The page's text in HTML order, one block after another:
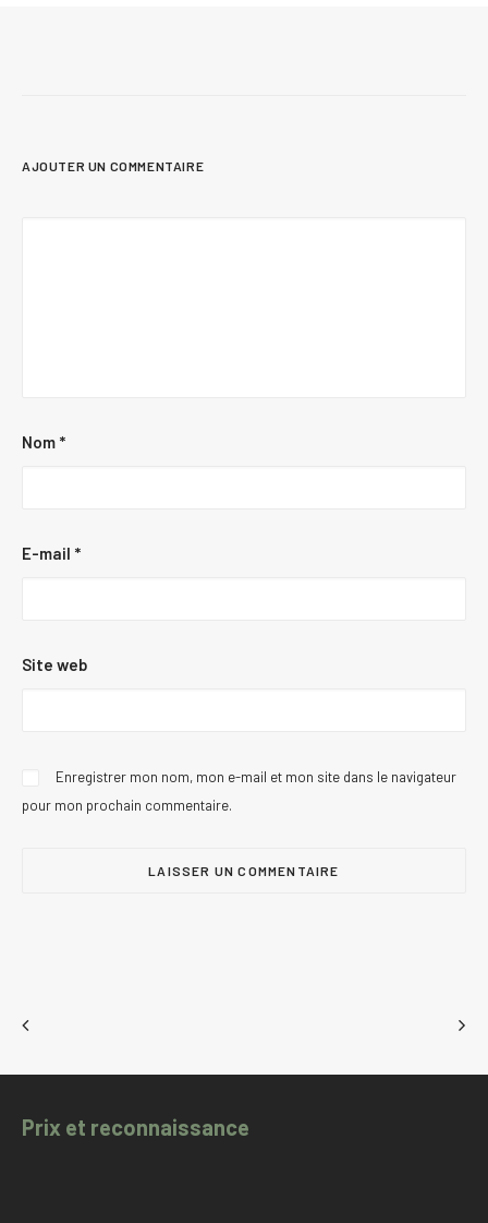
AJOUTER UN COMMENTAIRE
Nom *
E-mail *
Site web
Enregistrer mon nom, mon e-mail et mon site dans le navigateur
pour mon prochain commentaire.
Prix et reconnaissance